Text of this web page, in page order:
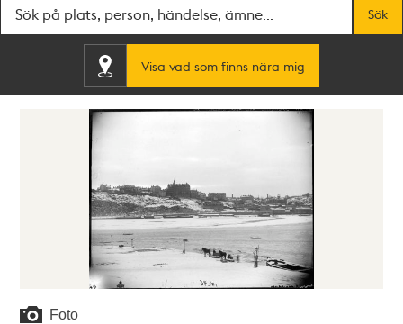
Sök
Visa vad som finns nära mig
Foto